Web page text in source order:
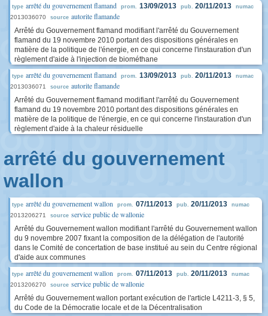
type arrêté du gouvernement flamand prom. 13/09/2013 pub. 20/11/2013 numac
2013036070 source autorite flamande
Arrêté du Gouvernement flamand modifiant l'arrêté du Gouvernement
flamand du 19 novembre 2010 portant des dispositions générales en
matière de la politique de l'énergie, en ce qui concerne l'instauration d'un
règlement d'aide à l'injection de biométhane
type arrêté du gouvernement flamand prom. 13/09/2013 pub. 20/11/2013 numac
2013036071 source autorite flamande
Arrêté du Gouvernement flamand modifiant l'arrêté du Gouvernement
flamand du 19 novembre 2010 portant des dispositions générales en
matière de la politique de l'énergie, en ce qui concerne l'instauration d'un
règlement d'aide à la chaleur résiduelle
arrêté du gouvernement
wallon
type arrêté du gouvernement wallon prom. 07/11/2013 pub. 20/11/2013 numac
2013206271 source service public de wallonie
Arrêté du Gouvernement wallon modifiant l'arrêté du Gouvernement wallon
du 9 novembre 2007 fixant la composition de la délégation de l'autorité
dans le Comité de concertation de base institué au sein du Centre régional
d'aide aux communes
type arrêté du gouvernement wallon prom. 07/11/2013 pub. 20/11/2013 numac
2013206270 source service public de wallonie
Arrêté du Gouvernement wallon portant exécution de l'article L4211-3, § 5,
du Code de la Démocratie locale et de la Décentralisation